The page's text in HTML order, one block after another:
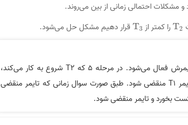
مشکلات احتمالی زمانی از بین می‌­روند.
T2
T2 را کمتر از T3
T3 قرار دهیم مشکل حل می‌شود.
در مرحله 4 زمانی که T1 اقدام به ورود به ناحیه بحرانی می‌کند، تایمرش فعال می‌شود. در مرحله 5 که T2 شروع به کار می‌کند،
ممکن است T2 زمان زیادی طول بکشد و تا وقتی که معلق شود تایمر T1 منقضی شود. طبق صورت سوال زمانی که تایمر منقضی